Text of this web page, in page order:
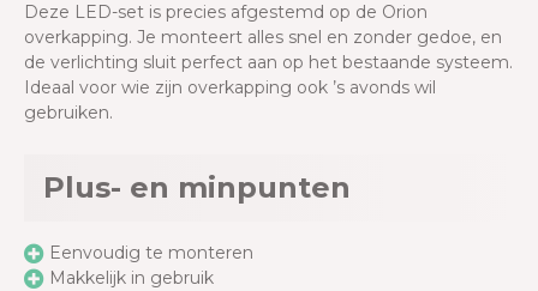
Deze LED-set is precies afgestemd op de Orion
overkapping. Je monteert alles snel en zonder gedoe, en
de verlichting sluit perfect aan op het bestaande systeem.
Ideaal voor wie zijn overkapping ook ’s avonds wil
gebruiken.
Plus- en minpunten
Eenvoudig te monteren
Makkelijk in gebruik